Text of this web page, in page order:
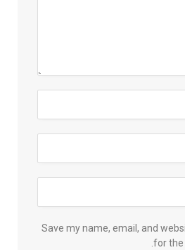
Save my name, email, and
for the